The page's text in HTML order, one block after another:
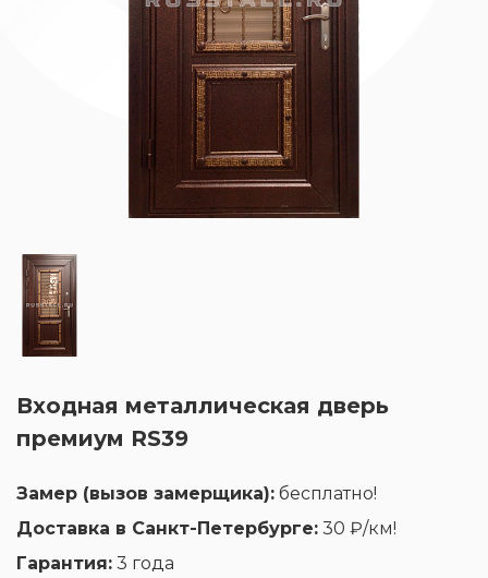
Входная металлическая дверь
премиум RS39
Замер (вызов замерщика): бесплатно!
Доставка в Санкт-Петербурге: 30 ₽/км!
Гарантия: 3 года